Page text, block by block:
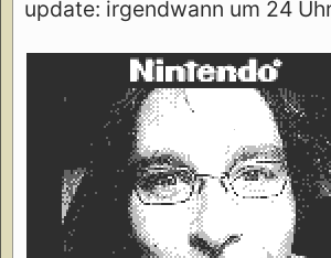
update: irgendwann um 24